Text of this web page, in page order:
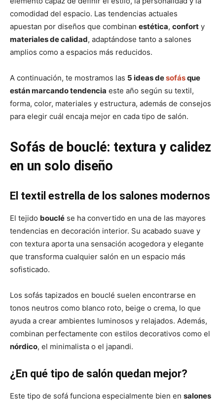
e
n
) e
n
e
n
e
n
e
comodidad del espacio. Las tendencias actuales
apuestan por diseños que combinan estética, confort y
materiales de calidad, adaptándose tanto a salones
amplios como a espacios más reducidos.
A continuación, te mostramos las 5 ideas desofásque
están marcando tendencia este año según su textil,
forma, color, materiales y estructura, además de consejos
para elegir cuál encaja mejor en cada tipo de salón.
Sofás de bouclé: textura y calidez
en un solo diseño
El textil estrella de los salones modernos
El tejido bouclé se ha convertido en una de las mayores
tendencias en decoración interior. Su acabado suave y
con textura aporta una sensación acogedora y elegante
que transforma cualquier salón en un espacio más
sofisticado.
Los sofás tapizados en bouclé suelen encontrarse en
tonos neutros como blanco roto, beige o crema, lo que
ayuda a crear ambientes luminosos y relajados. Además,
combinan perfectamente con estilos decorativos como el
nórdico, el minimalista o el japandi.
¿En qué tipo de salón quedan mejor?
Este tipo de sofá funciona especialmente bien en salones